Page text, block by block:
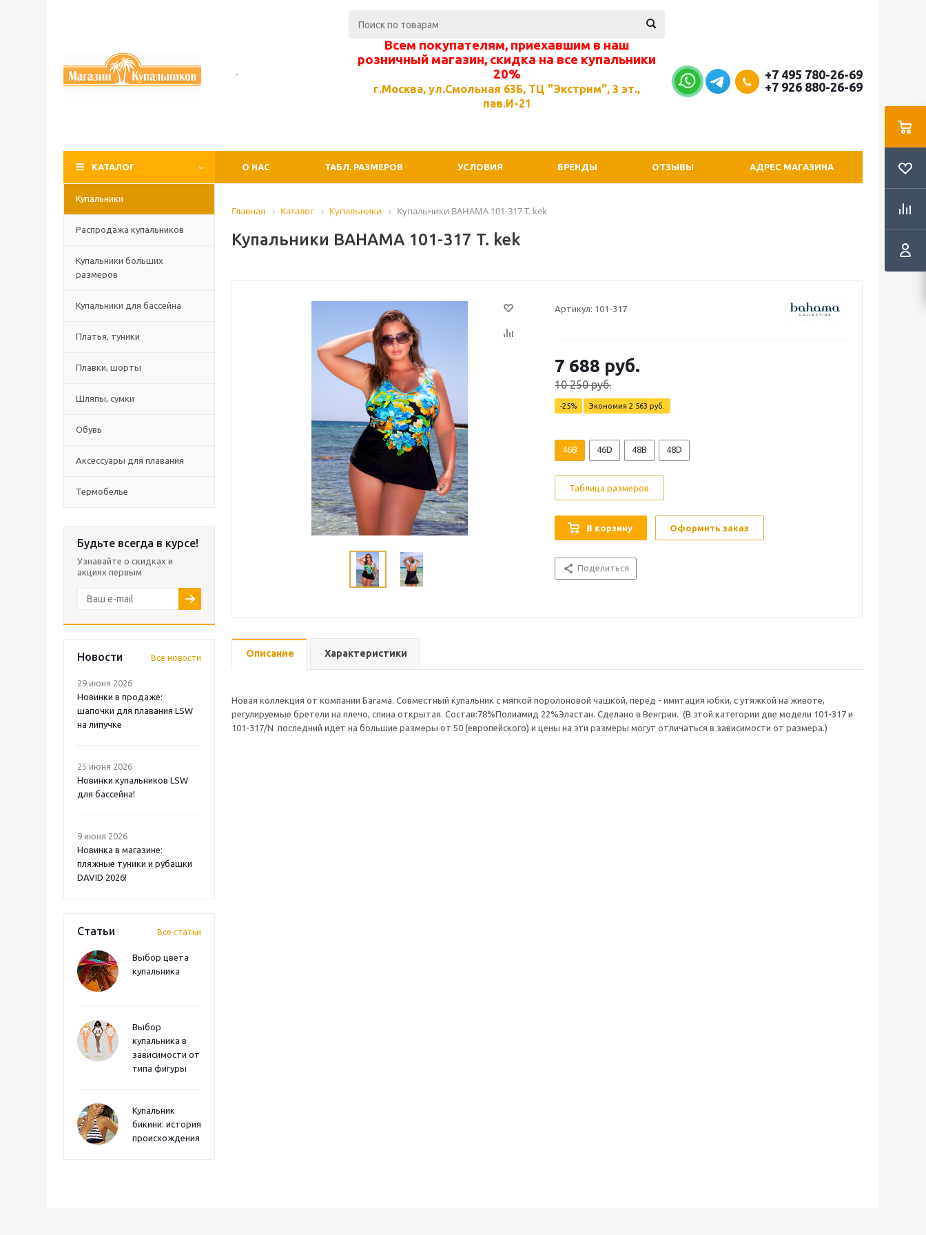
-
Всем покупателям, приехавшим в наш
розничный магазин, скидка на все купальники
20%
г.Москва, ул.Смольная 63Б, ТЦ "Экстрим", 3 эт.,
пав.И-21
+7 495 780-26-69
+7 926 880-26-69
КАТАЛОГ О НАС ТАБЛ. РАЗМЕРОВ УСЛОВИЯ БРЕНДЫ ОТЗЫВЫ АДРЕС МАГАЗИНА
Купальники
Распродажа купальников
Купальники больших
размеров
Купальники для бассейна
Платья, туники
Плавки, шорты
Шляпы, сумки
Обувь
Аксессуары для плавания
Термобелье
Будьте всегда в курсе!
Узнавайте о скидках и
акциях первым
Новости Все новости
29 июня 2026
Новинки в продаже:
шапочки для плавания LSW
на липучке
25 июня 2026
Новинки купальников LSW
для бассейна!
9 июня 2026
Новинка в магазине:
пляжные туники и рубашки
DAVID 2026!
Статьи Все статьи
Выбор цвета
купальника
Выбор
купальника в
зависимости от
типа фигуры
Купальник
бикини: история
происхождения
Главная Каталог Купальники Купальники BAHAMA 101-317 T. kek
Купальники BAHAMA 101-317 T. kek
Артикул: 101-317
7 688 руб.
10 250руб.
-25% Экономия 2 563 руб.
46B 46D 48B 48D
Таблица размеров
В корзину Оформить заказ
Поделиться
Описание Характеристики
Новая коллекция от компании Багама. Совместный купальник с мягкой поролоновой чашкой, перед - имитация юбки, с утяжкой на животе,
регулируемые бретели на плечо, спина открытая. Состав:78%Полиамид 22%Эластан. Сделано в Венгрии. (В этой категории две модели 101-317 и
101-317/N последний идет на большие размеры от 50 (европейского) и цены на эти размеры могут отличаться в зависимости от размера.)